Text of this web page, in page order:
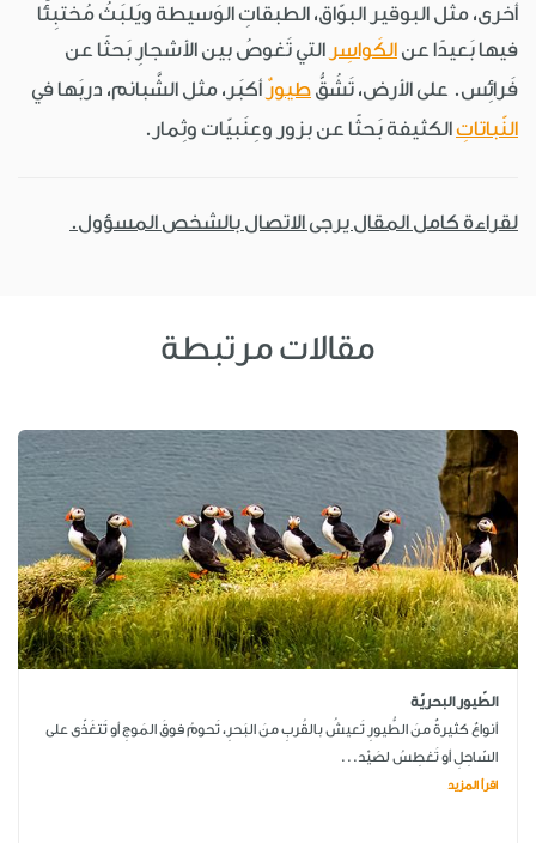
أُخرى، مثل البوقير البوّاق، الطبقاتِ الوَسيطة ويَلبَثُ مُختبِئًا
فيها بَعيدًا عن الكَواسِر التي تَغوصُ بين الأشجارِ بَحثًا عن
فَرائِس. على الأرض، تَشُقُّ طيورٌ أكبَر، مثل الشَّبانم، دربَها في
النّباتاتِالكثيفة بَحثًا عن بزور وعِنَبيّات وثِمار.
لقراءة كامل المقال يرجى الاتصال بالشخص المسؤول.
مقالات مرتبطة
الطّيور البحريّة
أنواعٌ كثيرةٌ منَ الطُّيورِ تَعيشُ بالقُربِ منَ البَحرِ، تَحومُ فوقَ المَوجِ أو تَتغَذّى على
السّاحِلِ أو تَغطِسُ لصَيْد...
اقرأ المزيد